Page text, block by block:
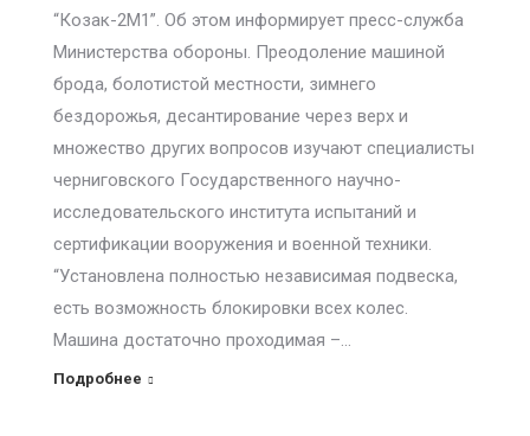
“Козак-2М1”. Об этом информирует пресс-служба
Министерства обороны. Преодоление машиной
брода, болотистой местности, зимнего
бездорожья, десантирование через верх и
множество других вопросов изучают специалисты
черниговского Государственного научно-
исследовательского института испытаний и
сертификации вооружения и военной техники.
“Установлена полностью независимая подвеска,
есть возможность блокировки всех колес.
Машина достаточно проходимая –…
Подробнее